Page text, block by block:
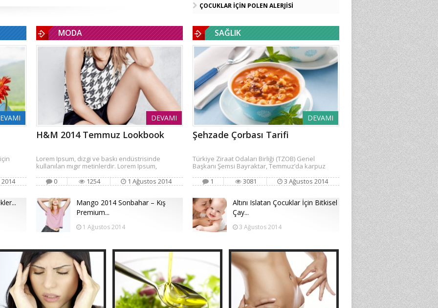
ÇOCUKLAR İÇIN POLEN ALERJISI
MODA
DEVAMI
H&M 2014 Temmuz Lookbook
Lorem Ipsum, dizgi ve baskı endüstrisinde
kullanılan mıgır metinlerdir. Lorem Ipsum,
0
1254 1 Ağustos 2014
Mango 2014 Sonbahar – Kış
Premium...
1 Ağustos 2014
SAĞLIK
DEVAMI
Şehzade Çorbası Tarifi
Türkiye Ziraat Odaları Birliği (TZOB) Genel
Başkanı Şemsi Bayraktar, Temmuz’da karpuz
1
3081 3 Ağustos 2014
Altını Islatan Çocuklar İçin Bitkisel
Çay...
3 Ağustos 2014